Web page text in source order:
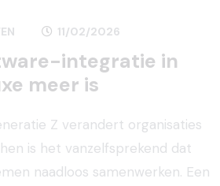
11/02/2026
integratie in
meer is
Z verandert organisaties
is het vanzelfsprekend dat
naadloos samenwerken. Een